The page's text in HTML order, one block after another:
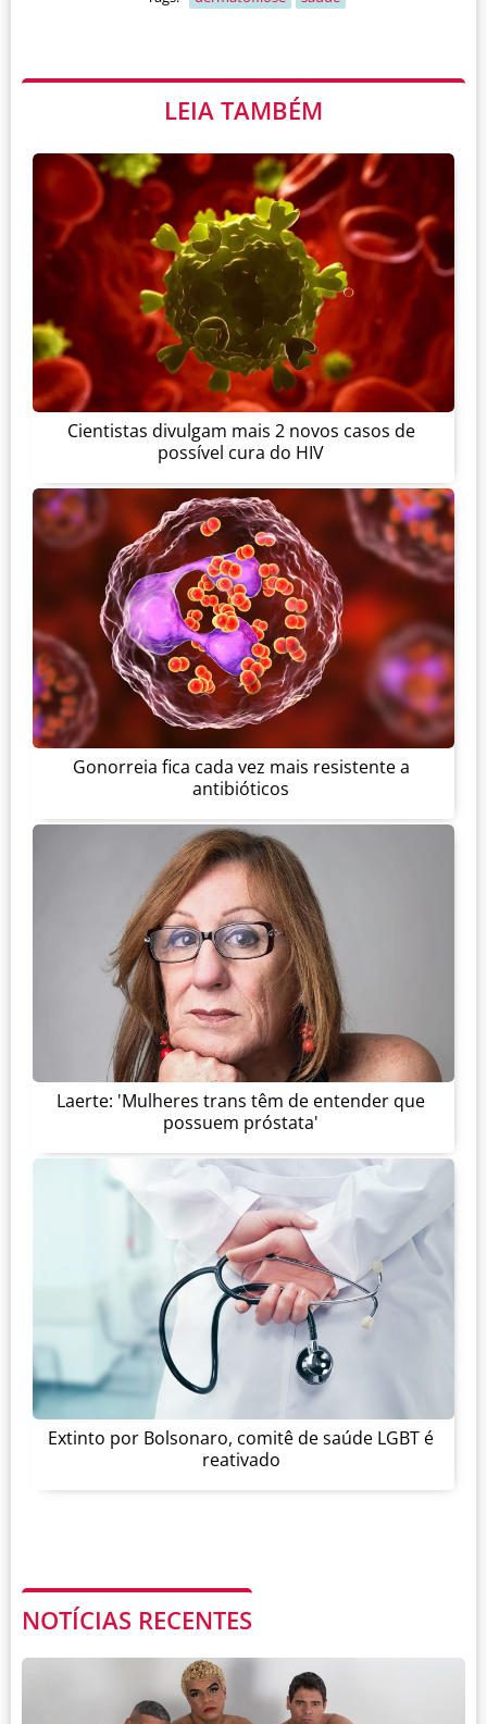
LEIA TAMBÉM
Cientistas divulgam mais 2 novos casos de
possível cura do HIV
Gonorreia fica cada vez mais resistente a
antibióticos
Laerte: 'Mulheres trans têm de entender que
possuem próstata'
Extinto por Bolsonaro, comitê de saúde LGBT é
reativado
NOTÍCIAS RECENTES